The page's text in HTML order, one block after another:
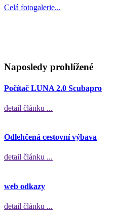
Celá fotogalerie...
Naposledy prohlížené
Počítač LUNA 2.0 Scubapro
detail článku ...
Odlehčená cestovní výbava
detail článku ...
web odkazy
detail článku ...